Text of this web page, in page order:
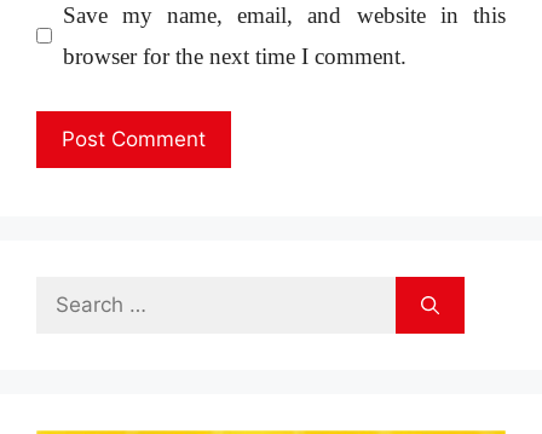
Save my name, email, and website in this
browser for the next time I comment.
Search